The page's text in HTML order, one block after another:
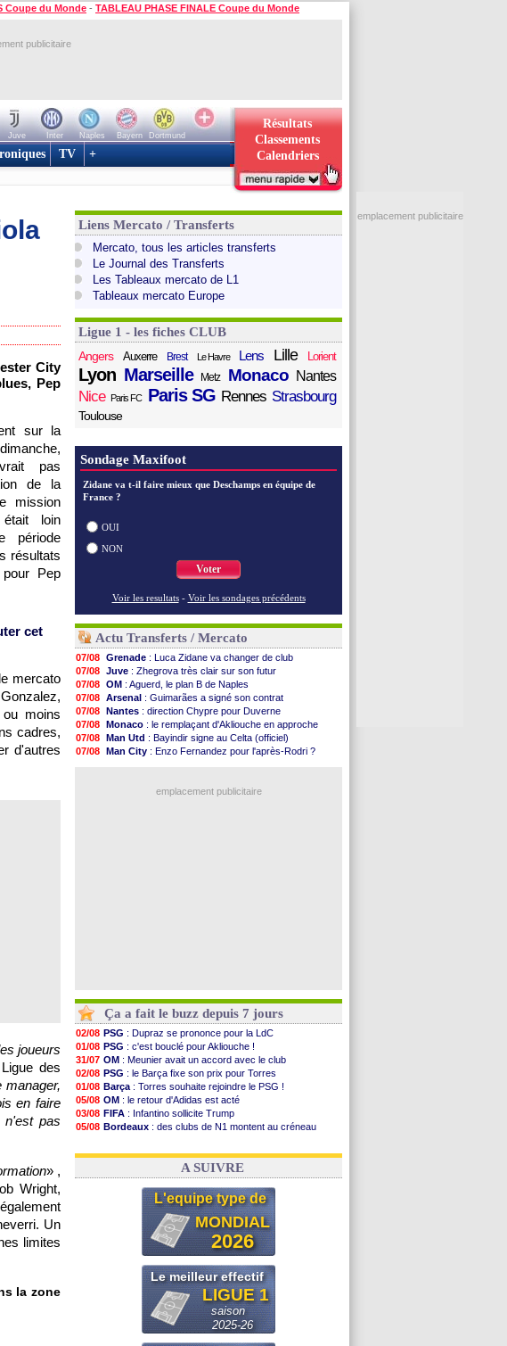
Coupe du Monde - TABLEAU PHASE FINALE Coupe du Monde
publicitaire
Juve Inter Naples Bayern
Dortmund
Résultats
Classements
Calendriers
TV +
City
Pep
sur la
pas
de la
mission
loin
période
résultats
pour Pep
cet
mercato
moins
cadres,
d'autres
joueurs
des
en faire
n'est pas
» ,
Wright,
Un
limites
la zone
Liens Mercato / Transferts
Mercato, tous les articles transferts
Le Journal des Transferts
Les Tableaux mercato de L1
Tableaux mercato Europe
Ligue 1 - les fiches CLUB
Angers
Auxerre Brest Le Havre Lens Lille Lorient
Lyon Marseille Metz Monaco Nantes
Nice Paris FC Paris SG Rennes Strasbourg
Toulouse
Sondage Maxifoot
Zidane va t-il faire mieux que Deschamps en équipe de
France ?
OUI
NON
Voter
Voir les resultats - Voir les sondages précédents
Actu Transferts / Mercato
07/08 Grenade : Luca Zidane va changer de club
07/08 Juve : Zhegrova très clair sur son futur
07/08 OM : Aguerd, le plan B de Naples
07/08 Arsenal : Guimarães a signé son contrat
07/08 Nantes : direction Chypre pour Duverne
07/08 Monaco : le remplaçant d'Akliouche en approche
07/08 Man Utd : Bayindir signe au Celta (officiel)
07/08 Man City : Enzo Fernandez pour l'après-Rodri ?
: le coach de l'Ajax insiste pour Godts
emplacement publicitaire
Ça a fait le buzz depuis 7 jours
02/08 PSG : Dupraz se prononce pour la LdC
01/08 PSG : c'est bouclé pour Akliouche !
31/07 OM : Meunier avait un accord avec le club
02/08 PSG : le Barça fixe son prix pour Torres
01/08 Barça : Torres souhaite rejoindre le PSG !
05/08 OM : le retour d'Adidas est acté
03/08 FIFA : Infantino sollicite Trump
05/08 Bordeaux : des clubs de N1 montent au créneau
03/08 Real: le démenti de Leipzig pour Diomandé
A SUIVRE
L'equipe type de
MONDIAL
2026
Le meilleur effectif
LIGUE 1
saison
2025-26
emplacement publicitaire